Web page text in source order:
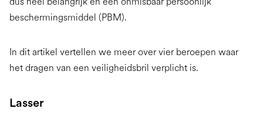
beschermingsmiddel (PBM).
In dit artikel vertellen we meer over vier beroepen waar
het dragen van een veiligheidsbril verplicht is.
Lasser